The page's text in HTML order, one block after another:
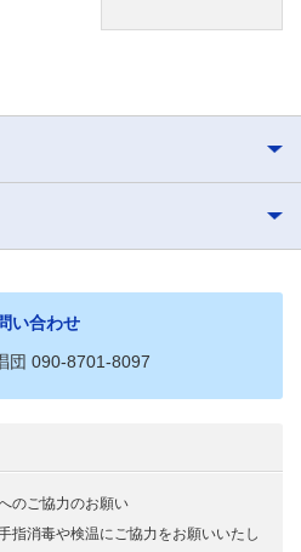
い合わせ
団 090-8701-8097
のご協力のお願い
指消毒や検温にご協力をお願いいたし